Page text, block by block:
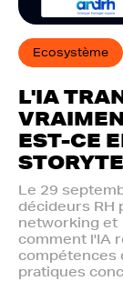
Ecosystème
L'IA
EST-CE
Le 29
décideurs RH
networking et
comment l'IA
compétences
pratiques